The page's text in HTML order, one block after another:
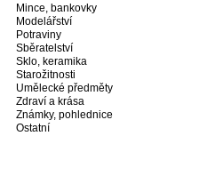
Mince, bankovky
Modelářství
Potraviny
Sběratelství
Sklo, keramika
Starožitnosti
Umělecké předměty
Zdraví a krása
Známky, pohlednice
Ostatní